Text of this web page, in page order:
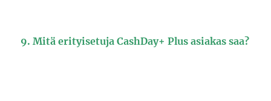
9. Mitä erityisetuja CashDay+ Plus asiakas saa?